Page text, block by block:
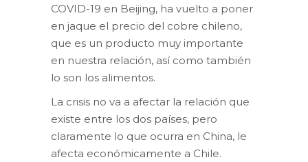
COVID-19 en Beijing, ha vuelto a poner
en jaque el precio del cobre chileno,
que es un producto muy importante
en nuestra relación, así como también
lo son los alimentos.
La crisis no va a afectar la relación que
existe entre los dos países, pero
claramente lo que ocurra en China, le
afecta económicamente a Chile.